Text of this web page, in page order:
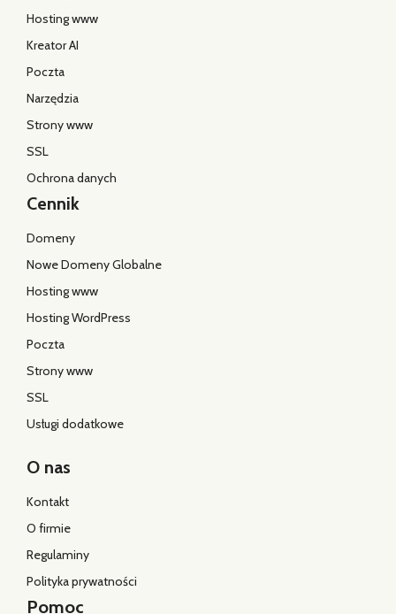
Hosting www
Kreator AI
Poczta
Narzędzia
Strony www
SSL
Ochrona danych
Cennik
Domeny
Nowe Domeny Globalne
Hosting www
Hosting WordPress
Poczta
Strony www
SSL
Usługi dodatkowe
O nas
Kontakt
O firmie
Regulaminy
Polityka prywatności
Pomoc